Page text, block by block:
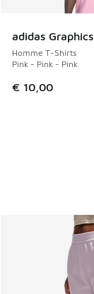
adidas Graphics
Homme T-Shirts
Pink - Pink - Pink
€ 10,00